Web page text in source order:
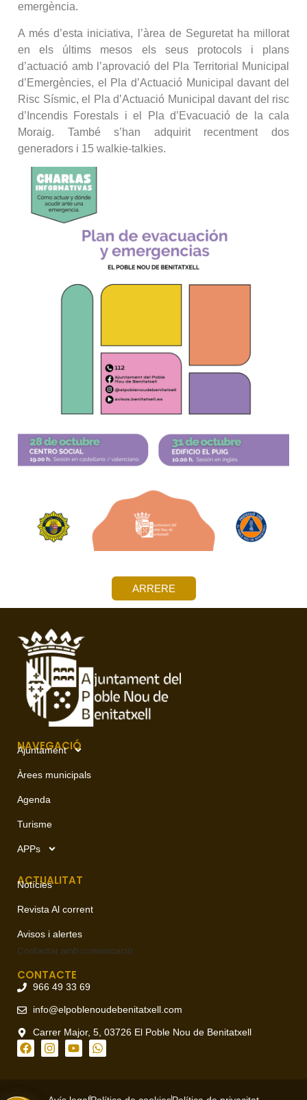
emergència.
A més d’esta iniciativa, l’àrea de Seguretat ha millorat
en els últims mesos els seus protocols i plans
d’actuació amb l’aprovació del Pla Territorial Municipal
d’Emergències, el Pla d’Actuació Municipal davant del
Risc Sísmic, el Pla d’Actuació Municipal davant del risc
d’Incendis Forestals i el Pla d’Evacuació de la cala
Moraig. També s’han adquirit recentment dos
generadors i 15 walkie-talkies.
ARRERE
NAVEGACIÓ
Ajuntament
Àrees municipals
Agenda
Turisme
APPs
ACTUALITAT
Notícies
Revista Al corrent
Avisos i alertes
Contactar amb comunicació
CONTACTE
966 49 33 69
info@elpoblenoudebenitatxell.com
Carrer Major, 5, 03726 El Poble Nou de Benitatxell